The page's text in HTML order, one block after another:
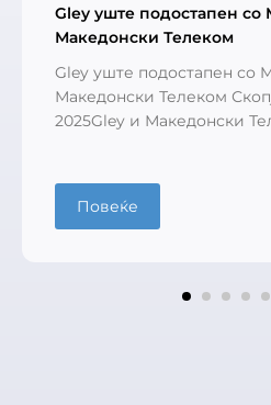
Gley уште подостапен со
Македонски Телеком
Gley уште подостапен со
Македонски Телеком
2025Gley и Македонски
Повеќе